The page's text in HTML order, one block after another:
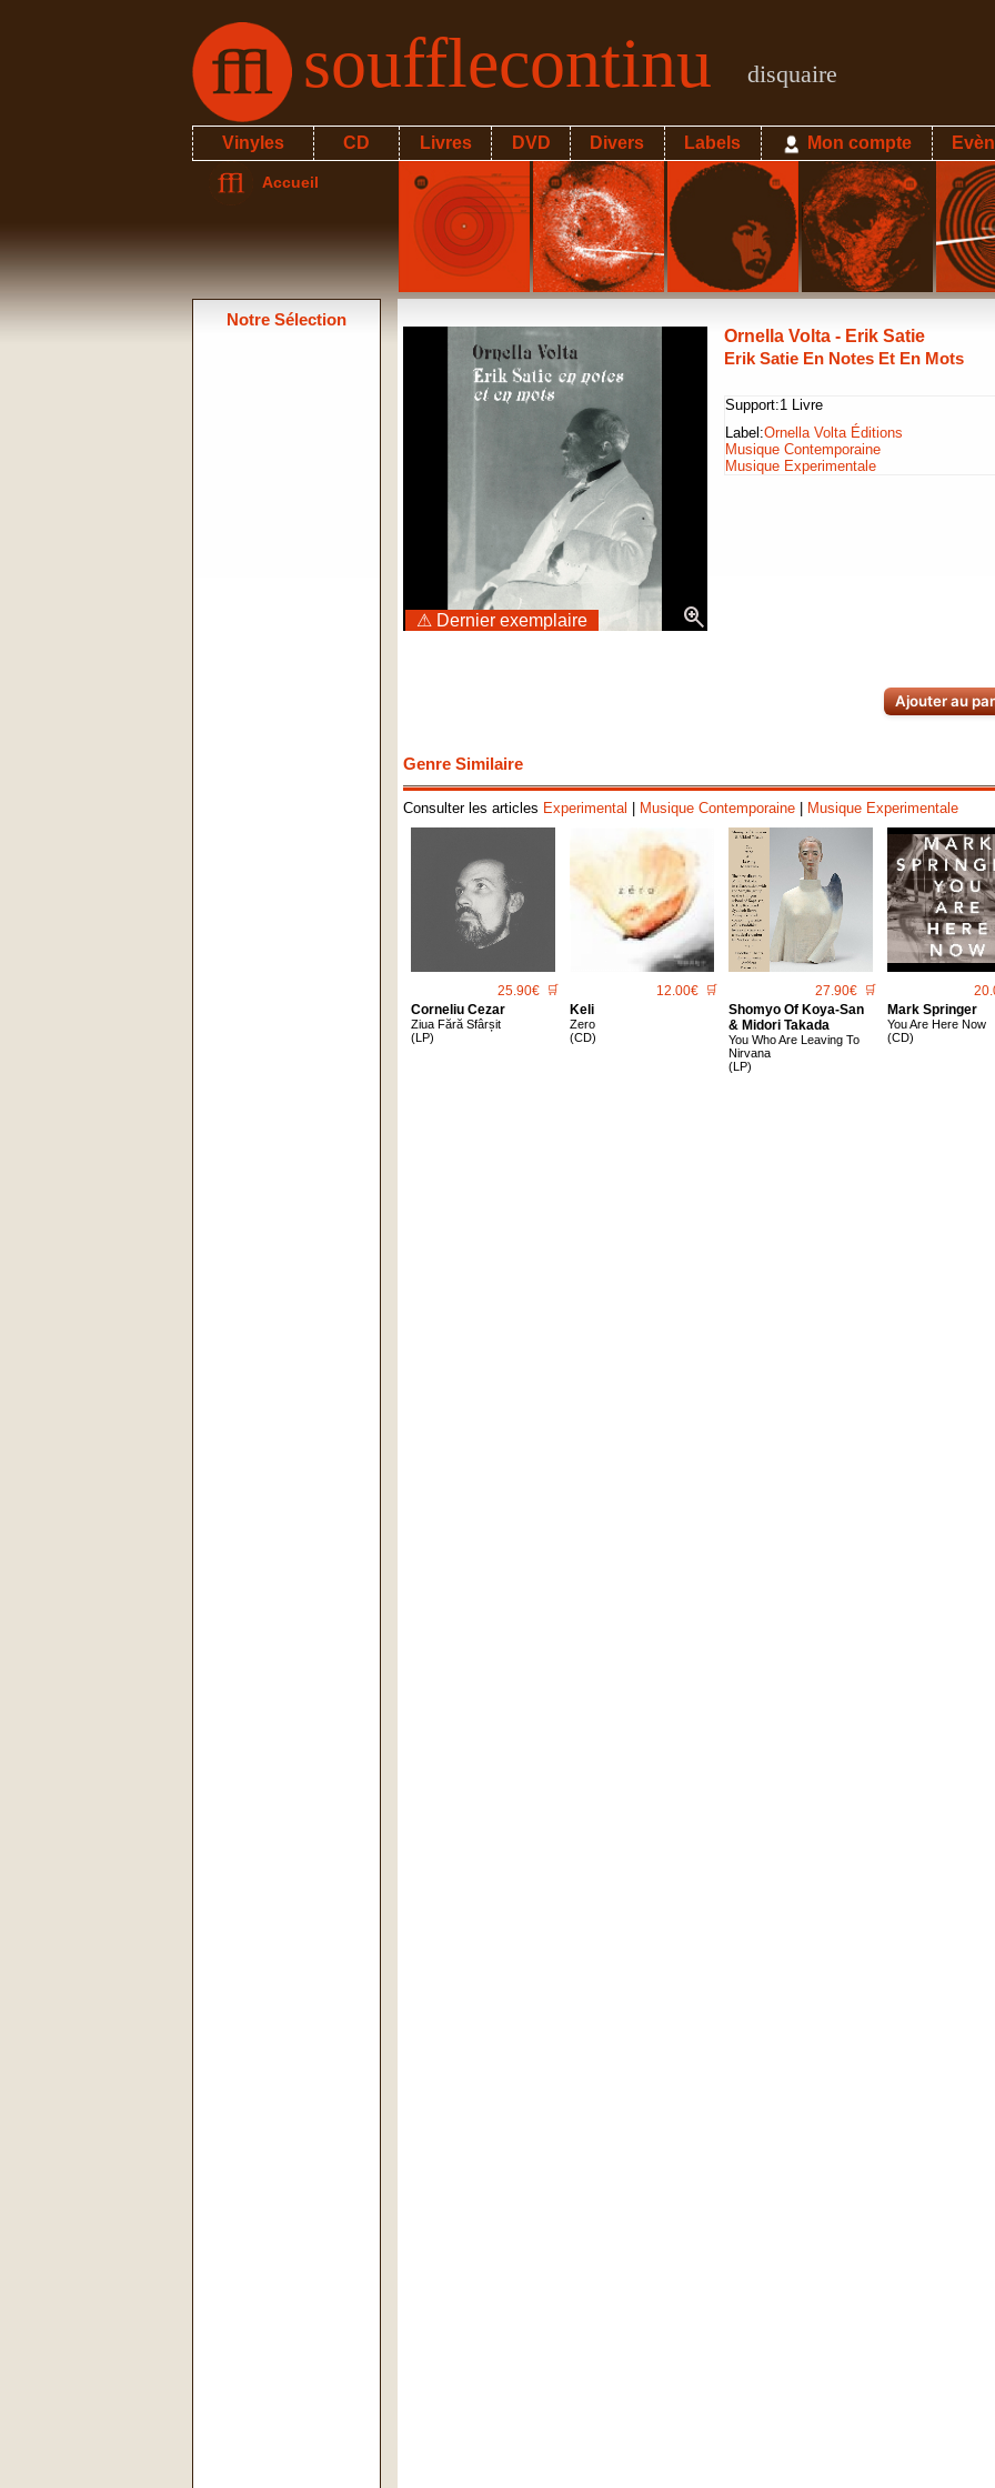
soufflecontinu disquaire
Vinyles CD Livres DVD Divers Labels Mon compte
Accueil
Notre Sélection
zoom_in
⚠ Dernier exemplaire
Ornella Volta - Erik Satie
Erik Satie En Notes Et En Mots
Support:1 Livre
Label:Ornella Volta Éditions
Musique Contemporaine
Musique Experimentale
Ajouter au
Genre Similaire
Consulter les articles Experimental Musique Contemporaine| Musique Experimentale
25.90€ 🛒
Corneliu Cezar
Ziua Fără Sfârșit
(LP)
12.00€ 🛒
Keli
Zero
(CD)
27.90€ 🛒
Shomyo Of Koya-San
& Midori Takada
You Who Are Leaving To
Nirvana
(LP)
Mark Springer
You Are Here Now
(CD)